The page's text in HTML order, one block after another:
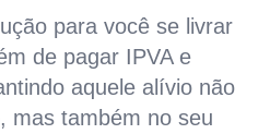
para você se livrar
de pagar IPVA e
aquele alívio não
mas também no seu